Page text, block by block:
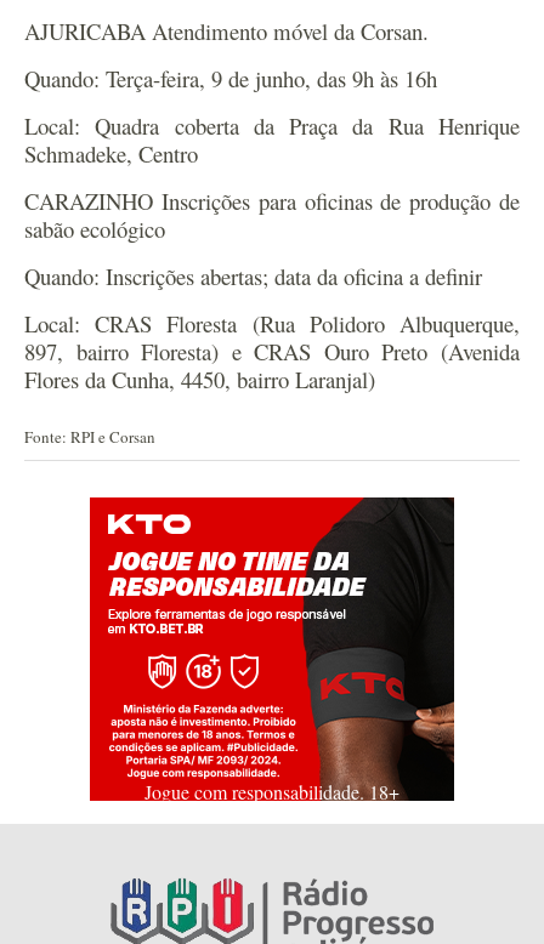
AJURICABA Atendimento móvel da Corsan.
Quando: Terça-feira, 9 de junho, das 9h às 16h
Local: Quadra coberta da Praça da Rua Henrique
Schmadeke, Centro
CARAZINHO Inscrições para oficinas de produção de
sabão ecológico
Quando: Inscrições abertas; data da oficina a definir
Local: CRAS Floresta (Rua Polidoro Albuquerque,
897, bairro Floresta) e CRAS Ouro Preto (Avenida
Flores da Cunha, 4450, bairro Laranjal)
Fonte: RPI e Corsan
Jogue com responsabilidade. 18+